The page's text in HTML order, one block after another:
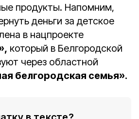
продукты. Напомним,
деньги за детское
в нацпроекте
который в Белгородской
через областной
белгородская семья».